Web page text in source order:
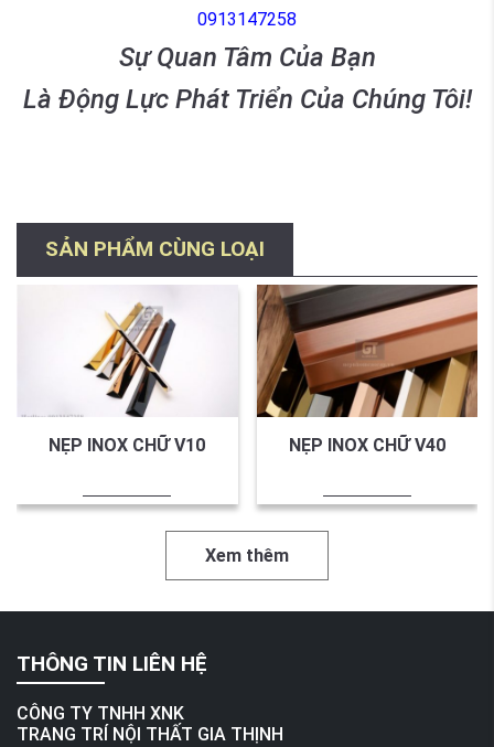
0913147258
Sự Quan Tâm Của Bạn
Là Động Lực Phát Triển Của Chúng Tôi!
SẢN PHẨM CÙNG LOẠI
NẸP INOX CHỮ V10 NẸP INOX CHỮ V40
Xem thêm
THÔNG TIN LIÊN HỆ
CÔNG TY TNHH XNK
TRANG TRÍ NỘI THẤT GIA THỊNH